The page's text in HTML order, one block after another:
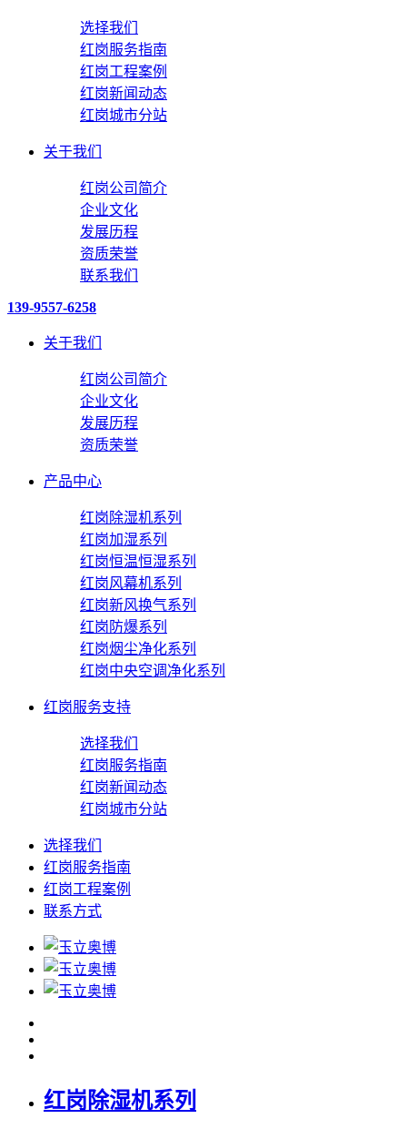
选择我们
红岗服务指南
红岗工程案例
红岗新闻动态
红岗城市分站
关于我们
红岗公司简介
企业文化
发展历程
资质荣誉
联系我们
139-9557-6258
关于我们
红岗公司简介
企业文化
发展历程
资质荣誉
产品中心
红岗除湿机系列
红岗加湿系列
红岗恒温恒湿系列
红岗风幕机系列
红岗新风换气系列
红岗防爆系列
红岗烟尘净化系列
红岗中央空调净化系列
红岗服务支持
选择我们
红岗服务指南
红岗新闻动态
红岗城市分站
选择我们
红岗服务指南
红岗工程案例
联系方式
红岗除湿机系列